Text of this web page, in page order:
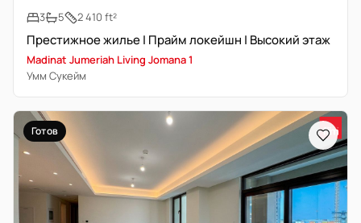
3
5 2 410 ft²
Престижное жилье | Прайм локейшн | Высокий этаж
Madinat Jumeriah Living Jomana 1
Умм Сукейм
Готов